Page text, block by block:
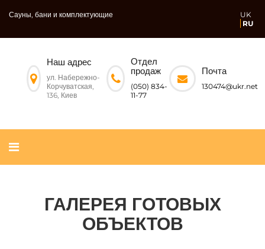
Сауны, бани и комплектующие
UK
RU
Наш адрес
ул. Набережно-
Корчуватская,
136, Киев
Отдел
продаж
(050) 834-
11-77
Почта
130474@ukr.net
ГАЛЕРЕЯ ГОТОВЫХ
ОБЪЕКТОВ